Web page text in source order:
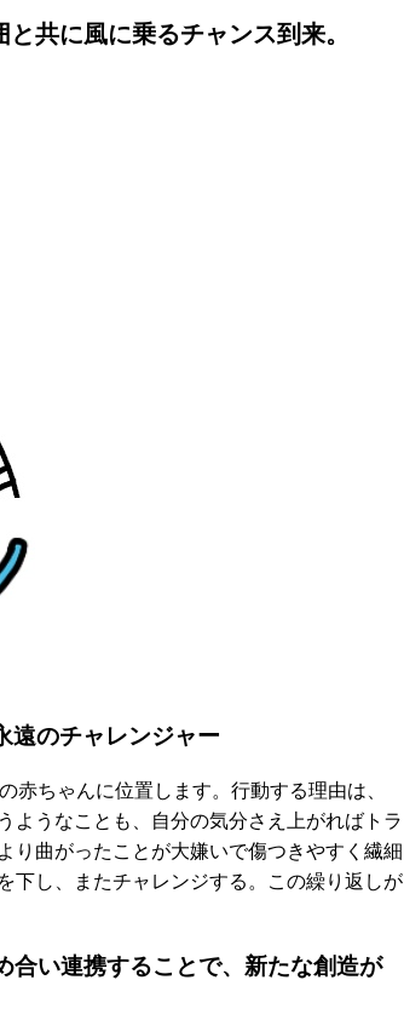
共に風に乗るチャンス到来。
遠のチャレンジャー
ちゃんに位置します。行動する理由は、
ようなことも、自分の気分さえ上がればトラ
り曲がったことが大嫌いで傷つきやすく繊細
下し、またチャレンジする。この繰り返しが
合い連携することで、新たな創造が